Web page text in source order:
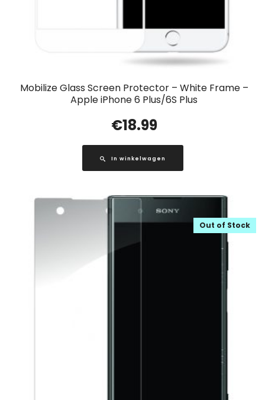
Mobilize Glass Screen Protector – White Frame –
Apple iPhone 6 Plus/6S Plus
€18.99
In winkelwagen
Out of Stock